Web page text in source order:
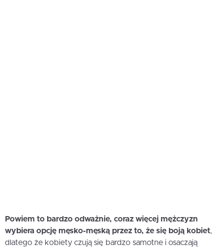
Powiem to bardzo odważnie, coraz więcej mężczyzn
wybiera opcję męsko-męską przez to, że się boją kobiet,
dlatego że kobiety czują się bardzo samotne i osaczają